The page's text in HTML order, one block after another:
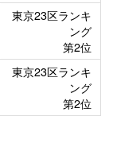
東京23区ランキ
ング
第2位
東京23区ランキ
ング
第2位